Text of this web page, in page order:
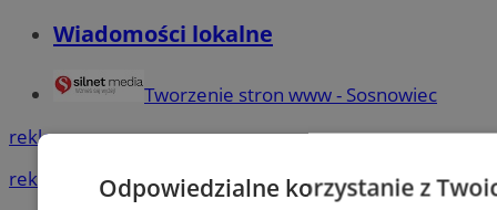
Wiadomości lokalne
Tworzenie stron www - Sosnowiec
reklama
reklama
Odpowiedzialne korzystanie z